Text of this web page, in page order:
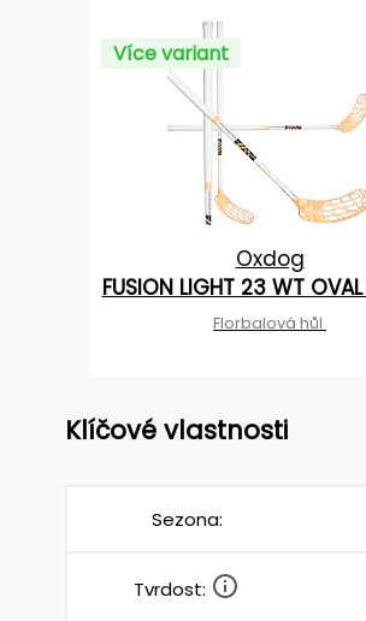
Více variant
Oxdog
FUSION LIGHT 23 WT
Florbalová hůl
Klíčové vlastnosti
Sezona:
Tvrdost: